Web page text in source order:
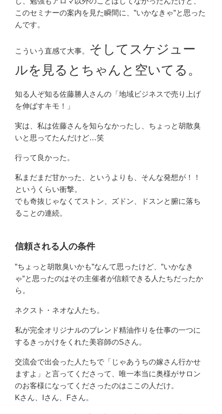
このセミナーの案内を見た瞬間に、”いかなきゃ”と思った
んです。
こういう直感て大事。
そしてスケジュー
ルを見るとちゃんと空いてる。
知る人ぞ知る佐藤勝人さんの「地域ビジネスで売り上げ
を伸ばすキモ！」
実は、私は佐藤さんを知らなかったし、ちょっと胡散臭
いと思ってたんだけど…笑
行って良かった。
私まだまだ甘かった、というよりも、そんな発想が！！
というくらい衝撃。
でも奇抜じゃなくてストン、ズドン、ドスンと腑に落ち
ることの連続。
信頼される人の条件
”ちょっと胡散臭いかも”なんて思ったけど、”いかなき
ゃ”と思ったのはその主催者が信頼できる人たちだったか
ら。
ネクスト・ネオな人たち。
私が完全オリジナルのブレンド精油作りを仕事の一つに
するきっかけをくれた美容師のSさん。
交流会で出会った人たちで「じゃあうちの嫁さん行かせ
ますよ」と言ってくださって、唯一本当に奥様がサロン
のお客様になってくださったのはここの人だけ。
Kさん、Iさん、Fさん。